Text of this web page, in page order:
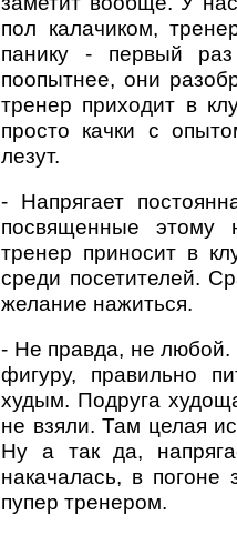
пол калачиком,
панику - первый
поопытнее, они
тренер приходит в
просто качки с
лезут.
- Напрягает
посвященные этому
тренер приносит в
среди посетителей.
желание нажиться.
- Не правда, не любой.
фигуру, правильно
худым. Подруга
не взяли. Там целая
Ну а так да,
накачалась, в погоне
пупер тренером.